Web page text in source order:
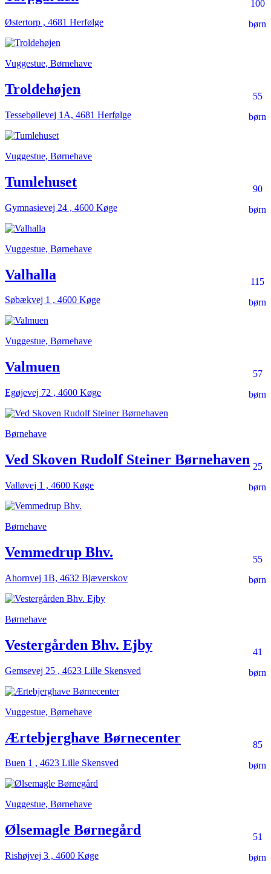
100
børn
Østertorp , 4681 Herfølge
Vuggestue, Børnehave
55
børn
Troldehøjen
Tessebøllevej 1A, 4681 Herfølge
Vuggestue, Børnehave
90
børn
Tumlehuset
Gymnasievej 24 , 4600 Køge
Vuggestue, Børnehave
115
børn
Valhalla
Søbækvej 1 , 4600 Køge
Vuggestue, Børnehave
57
børn
Valmuen
Egøjevej 72 , 4600 Køge
Børnehave
25
børn
Ved Skoven Rudolf Steiner Børnehaven
Valløvej 1 , 4600 Køge
Børnehave
55
børn
Vemmedrup Bhv.
Ahornvej 1B, 4632 Bjæverskov
Børnehave
41
børn
Vestergården Bhv. Ejby
Gemsevej 25 , 4623 Lille Skensved
Vuggestue, Børnehave
85
børn
Ærtebjerghave Børnecenter
Buen 1 , 4623 Lille Skensved
Vuggestue, Børnehave
51
børn
Ølsemagle Børnegård
Rishøjvej 3 , 4600 Køge